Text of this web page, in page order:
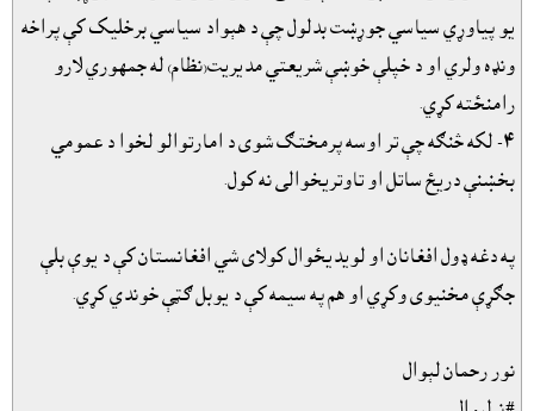
يو پياوړي سياسي جوړښت بدلول چې د هېواد سياسي برخليک کې پراخه
ونډه ولري او د خپلې خوښې شريعتي مديريت(نظام) له جمهوري لارو
رامنځته کړي.
٤- لکه څنګه چې تر اوسه پرمختګ شوى د امارتوالو لخوا د عمومي
بخښنې دريځ ساتل او تاوتريخوالى نه کول.
په دغه ډول افغانان او لويديځوال کولاى شي افغانستان کې د يوې بلې
جګړې مخنيوى وکړي او هم په سيمه کې د يوبل ګټې خوندي کړي.
نور رحمان لېوال